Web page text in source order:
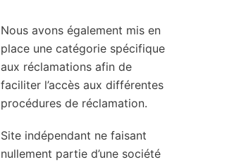
Nous avons également mis en
place une catégorie spécifique
aux réclamations afin de
faciliter l’accès aux différentes
procédures de réclamation.
Site indépendant ne faisant
nullement partie d’une société